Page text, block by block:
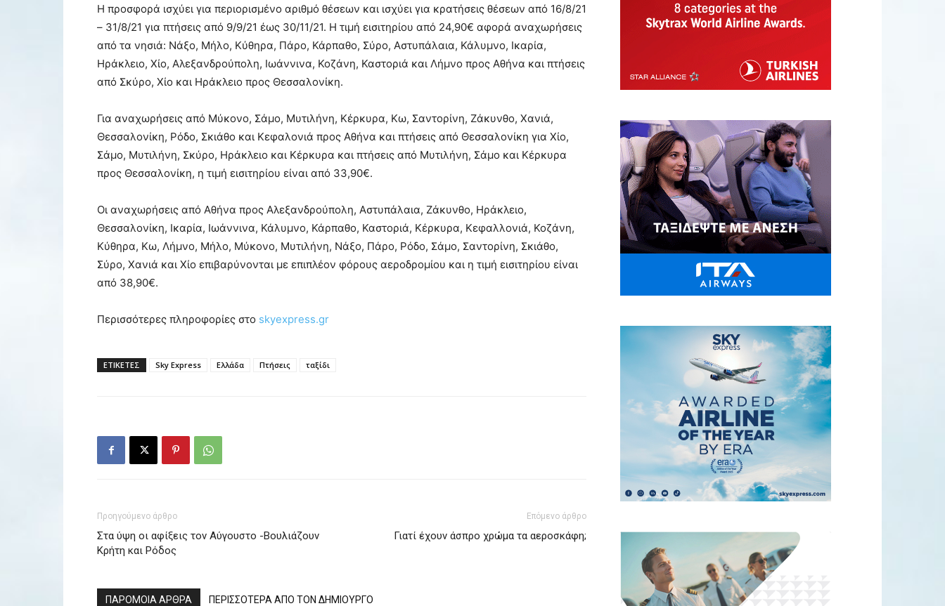
Η προσφορά ισχύει για περιορισμένο αριθμό θέσεων και ισχύει για κρατήσεις θέσεων από 16/8/21
– 31/8/21 για πτήσεις από 9/9/21 έως 30/11/21. Η τιμή εισιτηρίου από 24,90€ αφορά αναχωρήσεις
από τα νησιά: Νάξο, Μήλο, Κύθηρα, Πάρο, Κάρπαθο, Σύρο, Αστυπάλαια, Κάλυμνο, Ικαρία,
Ηράκλειο, Χίο, Αλεξανδρούπολη, Ιωάννινα, Κοζάνη, Καστοριά και Λήμνο προς Αθήνα και πτήσεις
από Σκύρο, Χίο και Ηράκλειο προς Θεσσαλονίκη.
Για αναχωρήσεις από Μύκονο, Σάμο, Μυτιλήνη, Κέρκυρα, Κω, Σαντορίνη, Ζάκυνθο, Χανιά,
Θεσσαλονίκη, Ρόδο, Σκιάθο και Κεφαλονιά προς Αθήνα και πτήσεις από Θεσσαλονίκη για Χίο,
Σάμο, Μυτιλήνη, Σκύρο, Ηράκλειο και Κέρκυρα και πτήσεις από Μυτιλήνη, Σάμο και Κέρκυρα
προς Θεσσαλονίκη, η τιμή εισιτηρίου είναι από 33,90€.
Οι αναχωρήσεις από Αθήνα προς Αλεξανδρούπολη, Αστυπάλαια, Ζάκυνθο, Ηράκλειο,
Θεσσαλονίκη, Ικαρία, Ιωάννινα, Κάλυμνο, Κάρπαθο, Καστοριά, Κέρκυρα, Κεφαλλονιά, Κοζάνη,
Κύθηρα, Κω, Λήμνο, Μήλο, Μύκονο, Μυτιλήνη, Νάξο, Πάρο, Ρόδο, Σάμο, Σαντορίνη, Σκιάθο,
Σύρο, Χανιά και Χίο επιβαρύνονται με επιπλέον φόρους αεροδρομίου και η τιμή εισιτηρίου είναι
από 38,90€.
Περισσότερες πληροφορίες στο skyexpress.gr
ΕΤΙΚΕΤΕΣ Sky Express Ελλάδα Πτήσεις ταξίδι
Προηγούμενο άρθρο
Στα ύψη οι αφίξεις τον Αύγουστο -Βουλιάζουν
Κρήτη και Ρόδος
Επόμενο άρθρο
Γιατί έχουν άσπρο χρώμα τα αεροσκάφη;
ΠΑΡΟΜΟΙΑ ΑΡΘΡΑ ΠΕΡΙΣΣΟΤΕΡΑ ΑΠΟ ΤΟΝ ΔΗΜΙΟΥΡΓΟ